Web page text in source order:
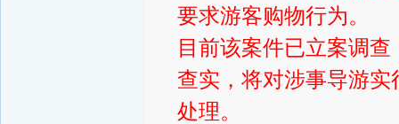
要求游客购物行为。
目前该案件已立案调查
查实，将对涉事导游
处理。